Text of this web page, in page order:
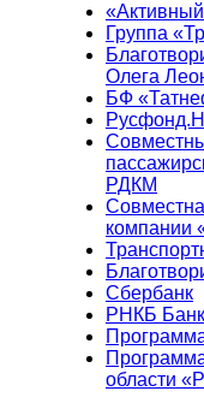
Группа
Олега
БФ
РДКМ
компании
Сбербанк
РНКБ
области